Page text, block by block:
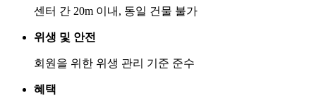
센터 간 20m 이내, 동일 건물 불가
위생 및 안전
회원을 위한 위생 관리 기준 준수
혜택